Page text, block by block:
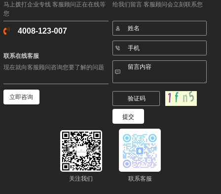
马上拨打企业专线 客服顾问正在在线等
您
4008-123-007
联系在线客服
现在就向客服顾问咨询您要了解的问题
立即咨询
给我们留言 客服顾问会立刻联系您
关注我们 联系客服